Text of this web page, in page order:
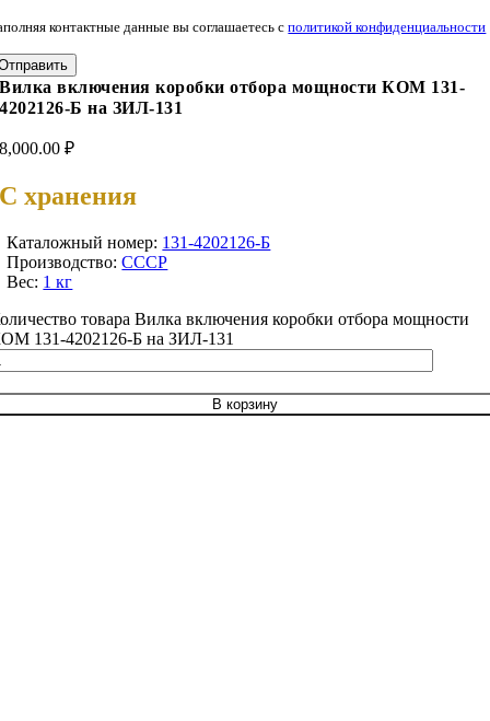
контактные данные вы соглашаетесь сполитикой конфиденциальности
Вилка включения коробки отбора мощности КОМ 131-
4202126-Б на ЗИЛ-131
8,000.00₽
С хранения
Каталожный номер: 131-4202126-Б
Производство:СССР
Вес: 1 кг
товара Вилка включения коробки отбора мощности
131-4202126-Б на ЗИЛ-131
В корзину